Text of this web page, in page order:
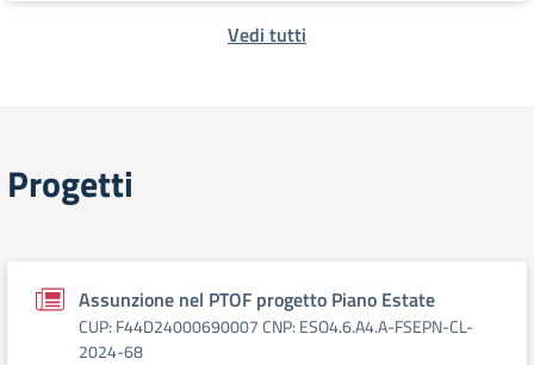
Vedi tutti
Progetti
Assunzione nel PTOF progetto Piano Estate
CUP: F44D24000690007 CNP: ESO4.6.A4.A-FSEPN-CL-
2024-68